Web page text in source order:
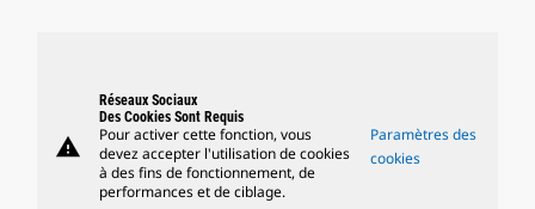
warning
Réseaux Sociaux
Des Cookies Sont Requis
Pour activer cette fonction, vous
devez accepter l'utilisation de cookies
à des fins de fonctionnement, de
performances et de ciblage.
Paramètres des
cookies